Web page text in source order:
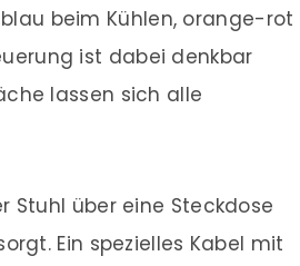
beim Kühlen, orange-rot
ist dabei denkbar
lassen sich alle
Stuhl über eine Steckdose
Ein spezielles Kabel mit